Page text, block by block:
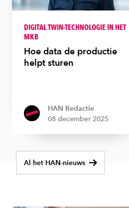
DIGITAL TWIN-TECHNOLOGIE IN HET
MKB
Hoe data de productie
helpt sturen
HAN Redactie
08 december 2025
Al het HAN-nieuws